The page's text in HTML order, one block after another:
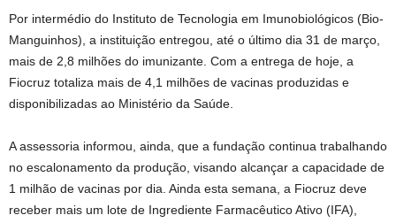
Por intermédio do Instituto de Tecnologia em Imunobiológicos (Bio-
Manguinhos), a instituição entregou, até o último dia 31 de março,
mais de 2,8 milhões do imunizante. Com a entrega de hoje, a
Fiocruz totaliza mais de 4,1 milhões de vacinas produzidas e
disponibilizadas ao Ministério da Saúde.
A assessoria informou, ainda, que a fundação continua trabalhando
no escalonamento da produção, visando alcançar a capacidade de
1 milhão de vacinas por dia. Ainda esta semana, a Fiocruz deve
receber mais um lote de Ingrediente Farmacêutico Ativo (IFA),